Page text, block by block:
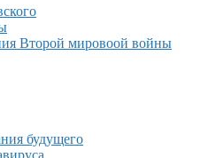
Второй мировоой войны
будущего